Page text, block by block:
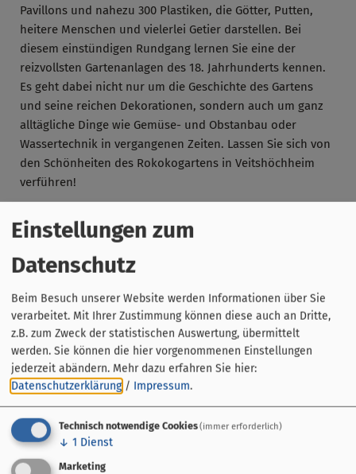
Pavillons und nahezu 300 Plastiken, die Götter, Putten,
heitere Menschen und vielerlei Getier darstellen. Bei
diesem einstündigen Rundgang lernen Sie eine der
reizvollsten Gartenanlagen des 18. Jahrhunderts kennen.
Es geht dabei nicht nur um die Geschichte des Gartens
und seine reichen Dekorationen, sondern auch um ganz
alltägliche Dinge wie Gemüse- und Obstanbau oder
Wassertechnik in vergangenen Zeiten. Lassen Sie sich von
den Schönheiten des Rokokogartens in Veitshöchheim
verführen!
um 11:00 Uhr statt.
Die maximale Teilnehmerzahl liegt bei 30 Personen.
Karten gibt es in der Tourist-Information oder direkt beim
Gästeführer.
Fotos: Ronald Grunert-Held
Einstellungen zum
Datenschutz
Beim Besuch unserer Website werden Informationen über Sie
verarbeitet. Mit Ihrer Zustimmung können diese auch an Dritte,
z.B. zum Zweck der statistischen Auswertung, übermittelt
werden. Sie können die hier vorgenommenen Einstellungen
jederzeit abändern. Mehr dazu erfahren Sie hier:
Datenschutzerklärung / Impressum.
Technisch notwendige Cookies(immer erforderlich)
↓ 1 Dienst
Marketing